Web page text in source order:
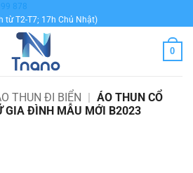
878
từ T2-T7; 17h Chủ Nhật)
0
THUN ĐI BIỂN | ÁO THUN CỔ
GIA ĐÌNH MẪU MỚI B2023